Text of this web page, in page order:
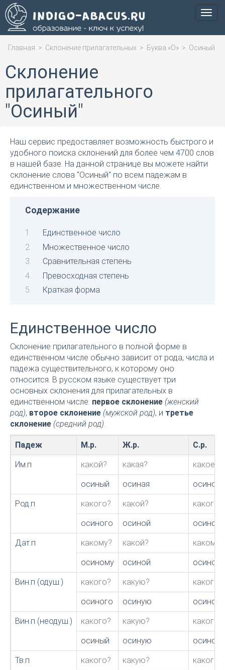
Меню
Главная > Склонение прилагательных > Буква «О» > Осиный
Склонение
прилагательного
"Осиный"
Наш сервис предоставляет возможность быстрого и
удобного поиска склонений для более чем 4700 слов
в нашей базе. На данной странице вы можете найти
склонение слова "Осиный" по всем падежам в
единственном и множественном числе.
Содержание
Единственное число
Множественное число
Сравнительная степень
Превосходная степень
Краткая форма
Единственное число
Склонение прилагательного в полной форме в
единственном числе обычно зависит от рода, числа и
падежа существительного, к которому оно
относится. В русском языке существует три
основных склонения для прилагательных в
единственном числе: первое склонение (женский
род), второе склонение (мужской род), и третье
склонение (средний род).
Падеж М.р. Ж.р. С.р.
Им.п какой? какая? какое?
осиный осиная осиное
Род.п какого? какой? какого?
осиного осиной осиного
Дат.п какому? какой? какому?
осиному осиной
Вин.п (одуш.) какого? какую? какого?
осиного осиную осиное
Вин.п (неодуш.) какого? какую? какого?
осиный осиную осиное
Тв.п какого? какую? какого?